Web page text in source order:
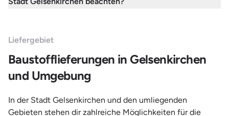
Liefergebiet
Baustofflieferungen in Gelsenkirchen
und Umgebung
In der Stadt Gelsenkirchen und den umliegenden
Gebieten stehen dir zahlreiche Möglichkeiten für die